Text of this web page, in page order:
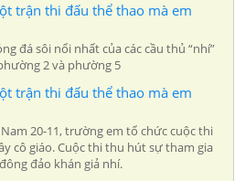
trận thi đấu thể thao mà em
đá sôi nổi nhất của các cầu thủ “nhí”
2 và phường 5
trận thi đấu thể thao mà em
20-11, trường em tổ chức cuộc thi
cô giáo. Cuộc thi thu hút sự tham gia
đảo khán giả nhí.